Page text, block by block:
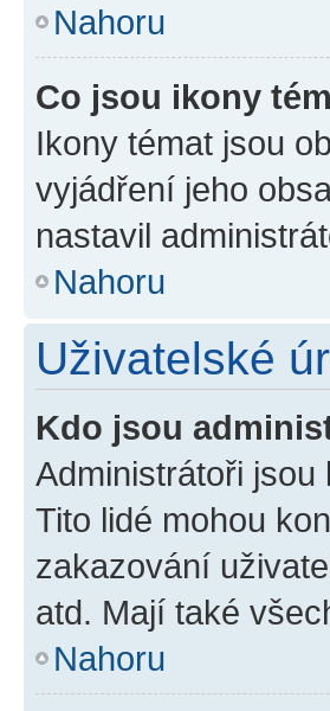
Nahoru
Co jsou ikony
Ikony témat jsou
vyjádření jeho
nastavil
Nahoru
Uživatelské
Kdo jsou
Administrátoři
Tito lidé mohou
zakazování
atd. Mají také
Nahoru